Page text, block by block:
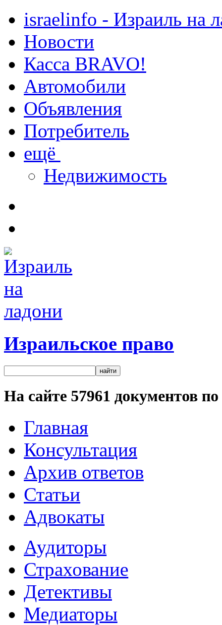
israelinfo - Израиль на
Новости
Касса BRAVO!
Автомобили
Объявления
Потребитель
ещё
Недвижимость
Израильское право
На сайте 57961 документов
Главная
Консультация
Архив ответов
Статьи
Адвокаты
Аудиторы
Страхование
Детективы
Медиаторы